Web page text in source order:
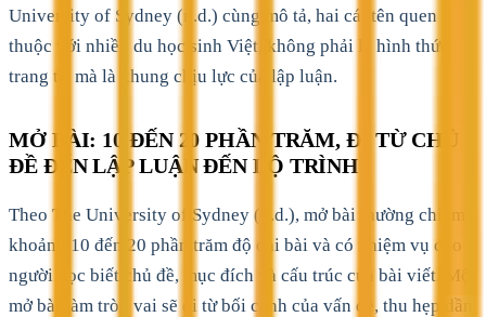
University of Sydney (n.d.) cùng mô tả, hai cái tên quen
thuộc với nhiều du học sinh Việt, không phải là hình thức
trang trí mà là khung chịu lực của lập luận.
MỞ BÀI: 10 ĐẾN 20 PHẦN TRĂM, ĐI TỪ CHỦ
ĐỀ ĐẾN LẬP LUẬN ĐẾN LỘ TRÌNH
Theo The University of Sydney (n.d.), mở bài thường chiếm
khoảng 10 đến 20 phần trăm độ dài bài và có nhiệm vụ cho
người đọc biết chủ đề, mục đích và cấu trúc của bài viết. Một
mở bài làm tròn vai sẽ đi từ bối cảnh của vấn đề, thu hẹp dần